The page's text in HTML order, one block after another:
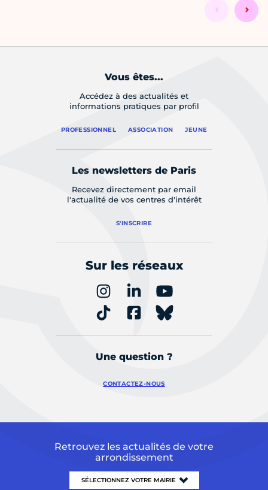
Vous êtes...
Accédez à des actualités et
informations pratiques par profil
PROFESSIONNEL ASSOCIATION JEUNE
Les newsletters de Paris
Recevez directement par email
l'actualité de vos centres d'intérêt
S'INSCRIRE
Sur les réseaux
Une question ?
CONTACTEZ-NOUS
Retrouvez les actualités de votre
arrondissement